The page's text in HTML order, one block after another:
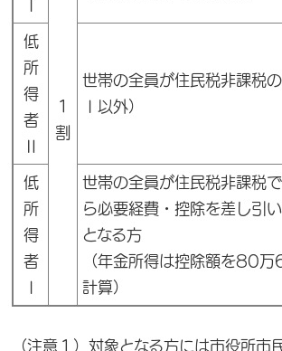
１
割
低
所
得
者
世帯の全員が住民税非課税
Ⅰ以外）
低
所
得
者
世帯の全員が住民税非課税
ら必要経費・控除を差し引
となる方
（年金所得は控除額を80
計算）
（注意１）対象となる方には市役所市